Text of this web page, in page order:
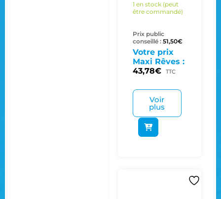
1 en stock (peut
être commandé)
Prix public
conseillé : 51,50€
Votre prix
Maxi Rêves :
43,78€ TTC
Voir
plus